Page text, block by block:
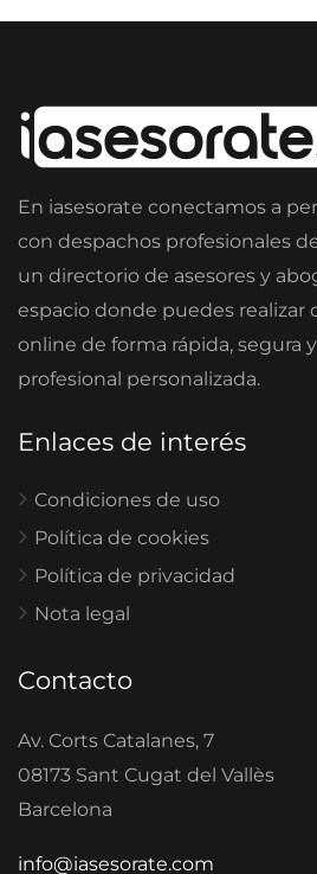
En iasesorate conectamos a
con despachos profesionales
un directorio de asesores y
espacio donde puedes realizar
online de forma rápida, segura
profesional personalizada.
Enlaces de interés
Condiciones de uso
Política de cookies
Política de privacidad
Nota legal
Contacto
Av. Corts Catalanes, 7
08173 Sant Cugat del Vallès
Barcelona
info@iasesorate.com